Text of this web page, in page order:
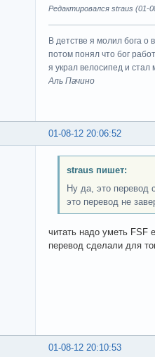
Редактировался straus (01-
В детстве я молил бога о
потом понял что бог
я украл велосипед и стал
Аль Пачино
01-08-12 20:06:52
straus пишет:
Ну да, это перевод
это перевод не
читать надо уметь FSF
перевод сделали для
01-08-12 20:10:53